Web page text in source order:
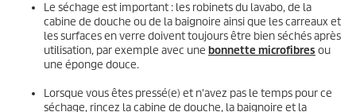
Le séchage est important : les robinets du lavabo, de la
cabine de douche ou de la baignoire ainsi que les carreaux et
les surfaces en verre doivent toujours être bien séchés après
utilisation, par exemple avec une bonnette microfibres ou
une éponge douce.
Lorsque vous êtes pressé(e) et n'avez pas le temps pour ce
séchage, rincez la cabine de douche, la baignoire et la